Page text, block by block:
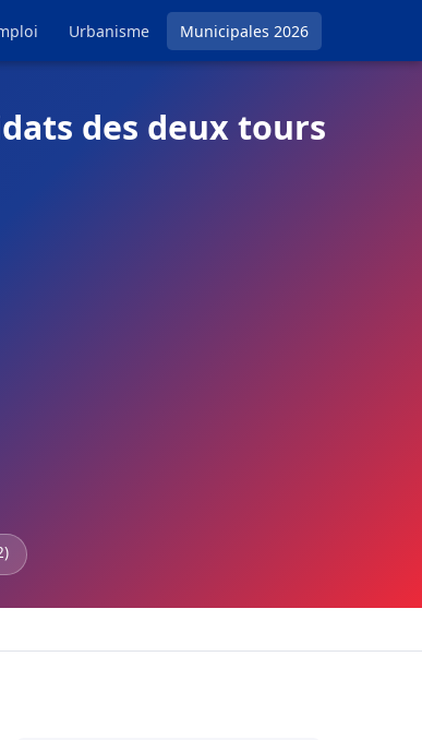
Urbanisme Municipales 2026
des deux tours